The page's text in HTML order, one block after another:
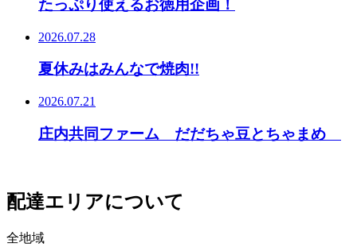
たっぷり使えるお徳用企画！
2026.07.28
夏休みはみんなで焼肉!!
2026.07.21
庄内共同ファーム だだちゃ豆とちゃまめ
配達エリアについて
全地域